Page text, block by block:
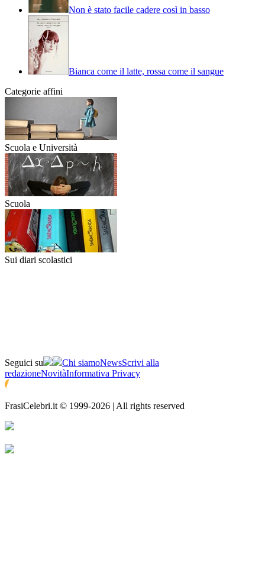
Non è stato facile cadere così in basso
Bianca come il latte, rossa come il sangue
Categorie affini
Scuola e Università
Scuola
Sui diari scolastici
Seguici su Chi siamoNewsScrivi alla
redazioneNovitàInformativa Privacy
FrasiCelebri.it © 1999-2026 | All rights reserved